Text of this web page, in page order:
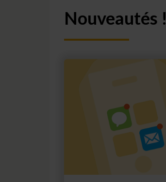
Nouveautés !